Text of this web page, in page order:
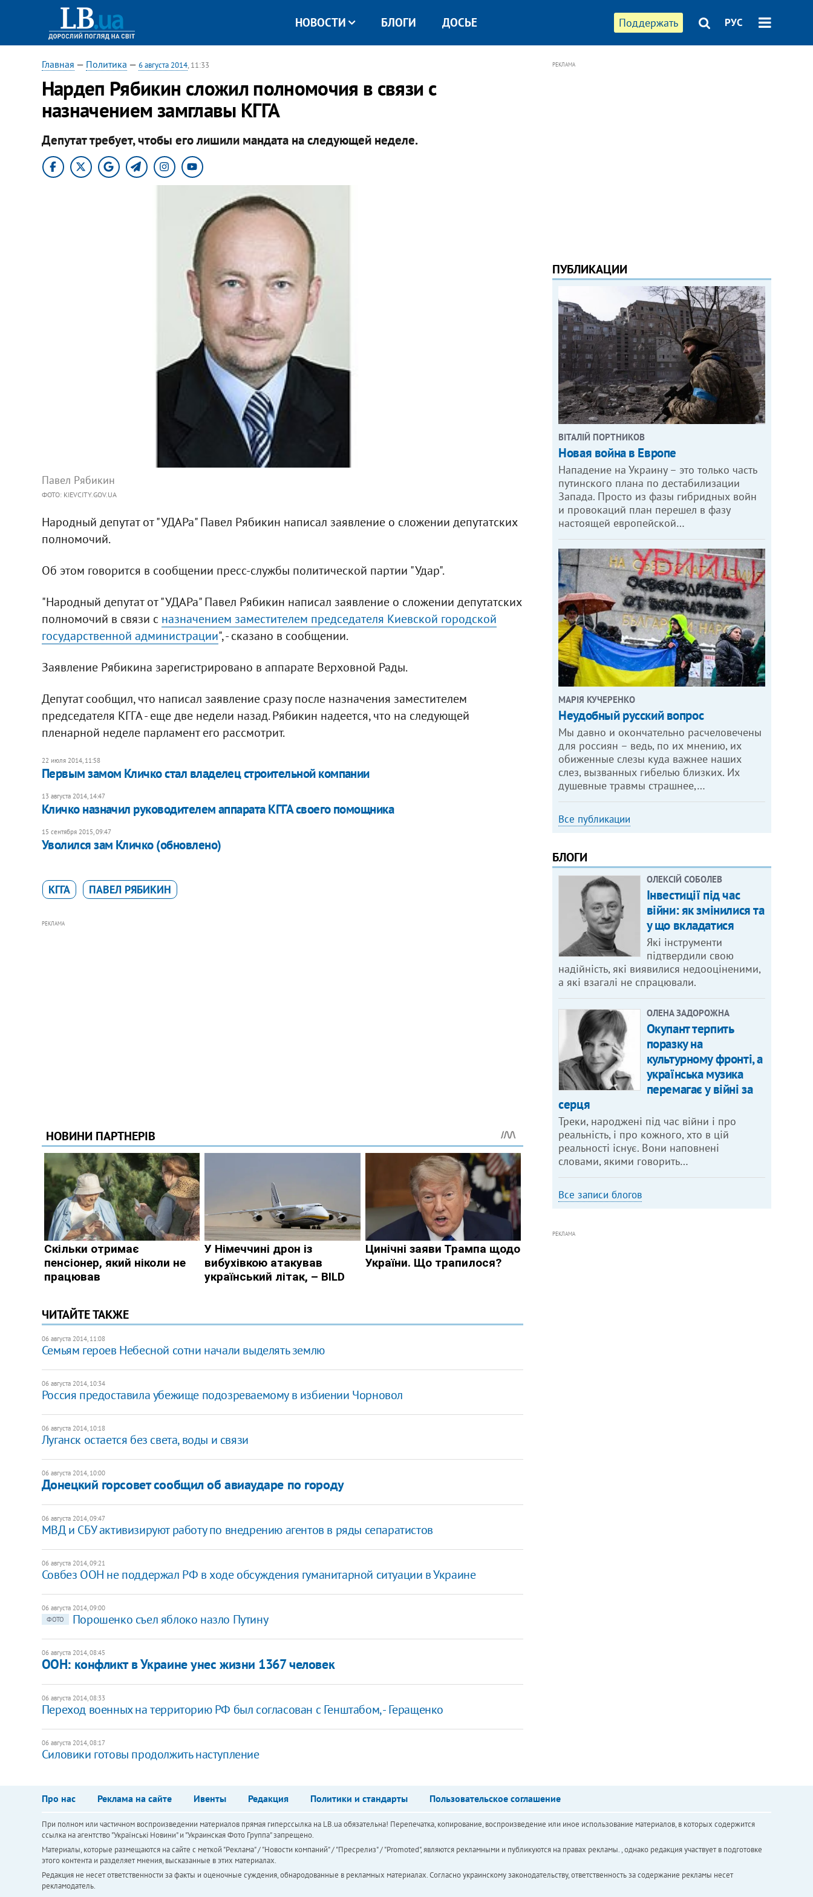
Поддержать РУС
НОВОСТИ БЛОГИ ДОСЬЕ
Главная — Политика — 6 августа 2014, 11:33
Нардеп Рябикин сложил полномочия в связи с
назначением замглавы КГГА
Депутат требует, чтобы его лишили мандата на следующей неделе.
Павел Рябикин
ФОТО: KIEVCITY.GOV.UA
Народный депутат от "УДАРа" Павел Рябикин написал заявление о сложении депутатских
полномочий.
Об этом говорится в сообщении пресс-службы политической партии "Удар".
"Народный депутат от "УДАРа" Павел Рябикин написал заявление о сложении депутатских
полномочий в связи с назначением заместителем председателя Киевской городской
государственной администрации", - сказано в сообщении.
Заявление Рябикина зарегистрировано в аппарате Верховной Рады.
Депутат сообщил, что написал заявление сразу после назначения заместителем
председателя КГГА - еще две недели назад. Рябикин надеется, что на следующей
пленарной неделе парламент его рассмотрит.
22 июля 2014, 11:58
Первым замом Кличко стал владелец строительной компании
13 августа 2014, 14:47
Кличко назначил руководителем аппарата КГГА своего помощника
15 сентября 2015, 09:47
Уволился зам Кличко (обновлено)
КГГА ПАВЕЛ РЯБИКИН
РЕКЛАМА
ЧИТАЙТЕ ТАКЖЕ
06 августа 2014, 11:08
Семьям героев Небесной сотни начали выделять землю
06 августа 2014, 10:34
Россия предоставила убежище подозреваемому в избиении Чорновол
06 августа 2014, 10:18
Луганск остается без света, воды и связи
06 августа 2014, 10:00
Донецкий горсовет сообщил об авиаударе по городу
06 августа 2014, 09:47
МВД и СБУ активизируют работу по внедрению агентов в ряды сепаратистов
06 августа 2014, 09:21
Совбез ООН не поддержал РФ в ходе обсуждения гуманитарной ситуации в Украине
06 августа 2014, 09:00
ФОТО
Порошенко съел яблоко назло Путину
06 августа 2014, 08:45
ООН: конфликт в Украине унес жизни 1367 человек
06 августа 2014, 08:33
Переход военных на территорию РФ был согласован с Генштабом, - Геращенко
06 августа 2014, 08:17
Силовики готовы продолжить наступление
РЕКЛАМА
ПУБЛИКАЦИИ
ВІТАЛІЙ ПОРТНИКОВ
Новая война в Европе
Нападение на Украину – это только часть
путинского плана по дестабилизации
Запада. Просто из фазы гибридных войн
и провокаций план перешел в фазу
настоящей европейской…
МАРІЯ КУЧЕРЕНКО
​Неудобный русский вопрос
Мы давно и окончательно расчеловечены
для россиян – ведь, по их мнению, их
обиженные слезы куда важнее наших
слез, вызванных гибелью близких. Их
душевные травмы страшнее,…
Все публикации
БЛОГИ
ОЛЕКСІЙ СОБОЛЕВ
Інвестиції під час
війни: як змінилися та
у що вкладатися
Які інструменти
підтвердили свою
надійність, які виявилися недооціненими,
а які взагалі не спрацювали.
ОЛЕНА ЗАДОРОЖНА
Окупант терпить
поразку на
культурному фронті, а
українська музика
перемагає у війні за
серця
Треки, народжені під час війни і про
реальність, і про кожного, хто в цій
реальності існує. Вони наповнені
словами, якими говорить…
Все записи блогов
РЕКЛАМА
Про нас Реклама на сайте Ивенты Редакция Политики и стандарты Пользовательское соглашение
При полном или частичном воспроизведении материалов прямая гиперссылка на LB.ua обязательна! Перепечатка, копирование, воспроизведение или иное использование материалов, в которых содержится
ссылка на агентство "Українськi Новини" и "Украинская Фото Группа" запрещено.
Материалы, которые размещаются на сайте с меткой "Реклама" / "Новости компаний" / "Пресрелиз" / "Promoted", являются рекламными и публикуются на правах рекламы. , однако редакция участвует в подготовке
этого контента и разделяет мнения, высказанные в этих материалах.
Редакция не несет ответственности за факты и оценочные суждения, обнародованные в рекламных материалах. Согласно украинскому законодательству, ответственность за содержание рекламы несет
рекламодатель.